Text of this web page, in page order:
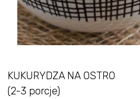
KUKURYDZA NA OSTRO
(2-3 porcje)